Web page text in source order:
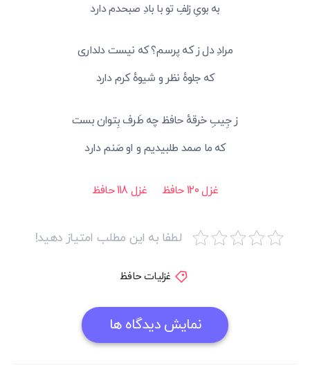
به بویِ زلفِ تو با بادِ صبحدم دارد
مرادِ دل ز که پرسم؟ که نیست دلداری
که جلوهٔ نظر و شیوهٔ کرم دارد
ز جِیبِ خرقهٔ حافظ چه طَرف بِتوان بست
که ما صمد طلبیدیم و او صَنم دارد
غزل 120 حافظ غزل 118 حافظ
لطفا به این مطلب امتیاز دهید!
غزلیات حافظ
نمایش دیدگاه ها